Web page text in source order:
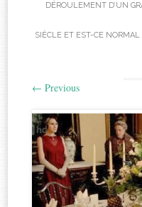
DÉROULEMENT D’UN
SIÈCLE ET EST-CE
← Previous